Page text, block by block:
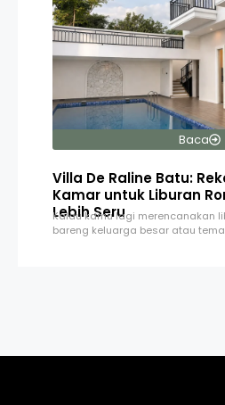
Baca
Villa De Raline Batu:
Kamar untuk Liburan
Lebih Seru
Kalau kamu lagi merencanakan
bareng keluarga besar atau